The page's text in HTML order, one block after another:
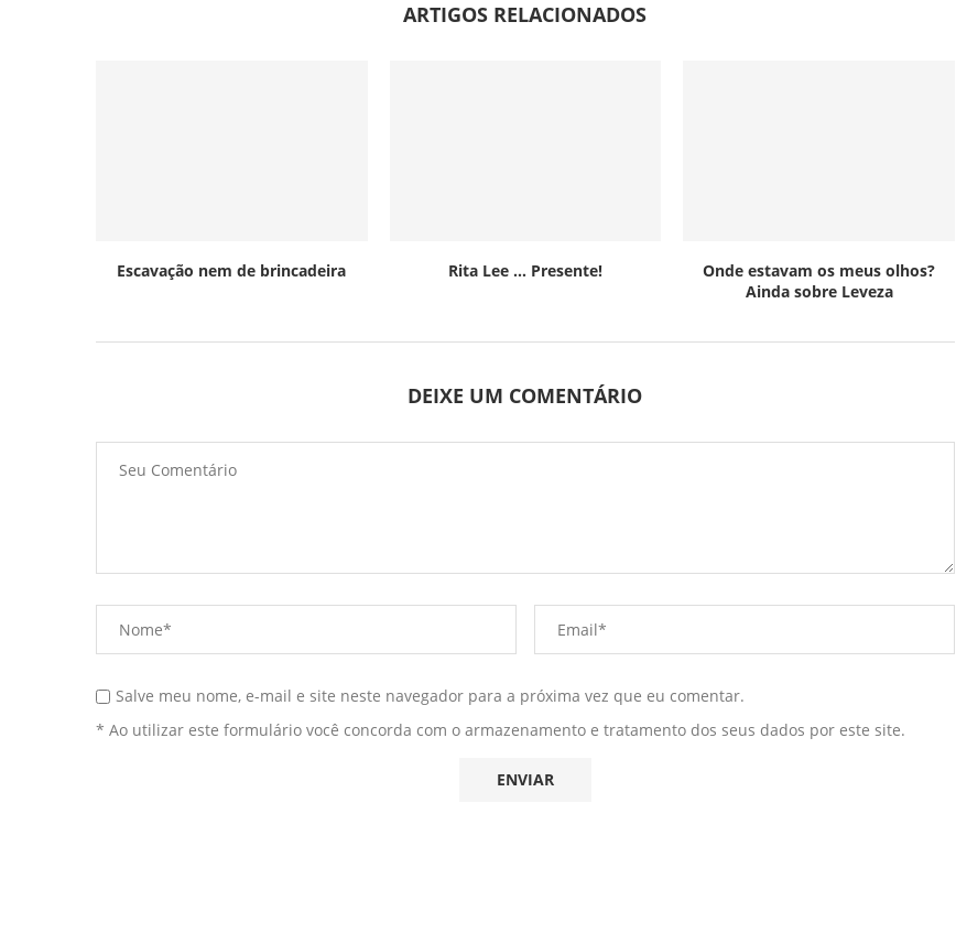
ARTIGOS RELACIONADOS
Escavação nem de brincadeira Rita Lee … Presente!
Onde estavam os meus olhos?
Ainda sobre Leveza
DEIXE UM COMENTÁRIO
Salve meu nome, e-mail e site neste navegador para a próxima vez que eu comentar.
* Ao utilizar este formulário você concorda com o armazenamento e tratamento dos seus dados por este site.